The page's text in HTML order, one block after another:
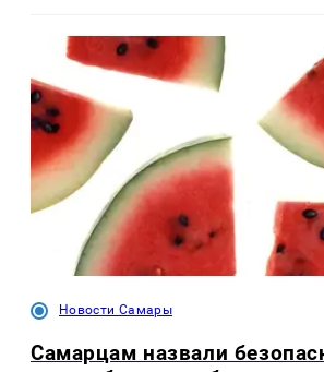
Новости Самары
Самарцам назвали